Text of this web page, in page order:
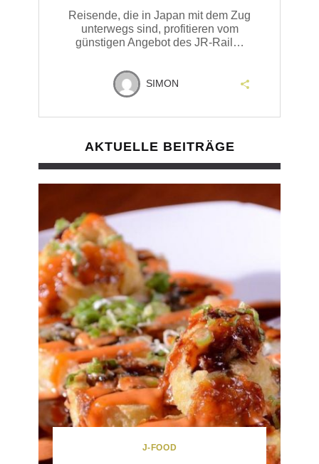
Reisende, die in Japan mit dem Zug
unterwegs sind, profitieren vom
günstigen Angebot des JR-Rail…
SIMON
AKTUELLE BEITRÄGE
J-FOOD